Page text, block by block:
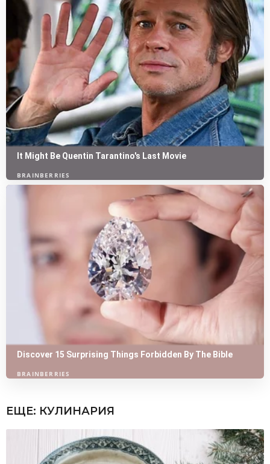
ЕЩЕ: КУЛИНАРИЯ